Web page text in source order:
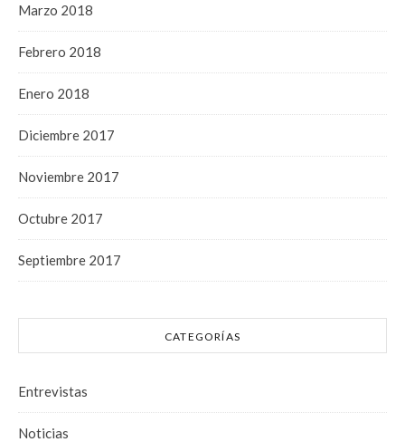
Marzo 2018
Febrero 2018
Enero 2018
Diciembre 2017
Noviembre 2017
Octubre 2017
Septiembre 2017
CATEGORÍAS
Entrevistas
Noticias